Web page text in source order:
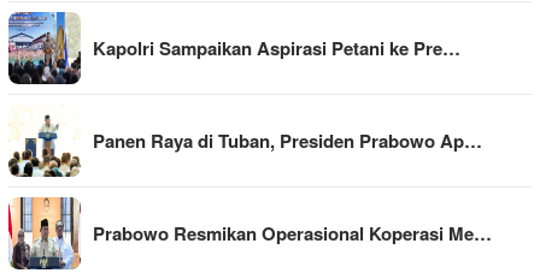
Kapolri Sampaikan Aspirasi Petani ke Pre…
Panen Raya di Tuban, Presiden Prabowo Ap…
Prabowo Resmikan Operasional Koperasi Me…